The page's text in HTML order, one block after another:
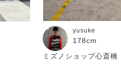
yusuke
178cm
ミズノショップ心斎橋